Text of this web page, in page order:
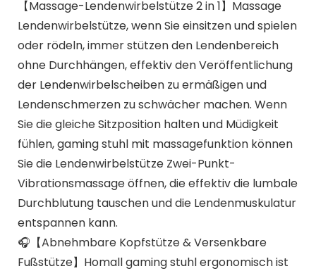
【Massage-Lendenwirbelstütze 2 in 1】Massage
Lendenwirbelstütze, wenn Sie einsitzen und spielen
oder rödeln, immer stützen den Lendenbereich
ohne Durchhängen, effektiv den Veröffentlichung
der Lendenwirbelscheiben zu ermäßigen und
Lendenschmerzen zu schwächer machen. Wenn
Sie die gleiche Sitzposition halten und Müdigkeit
fühlen, gaming stuhl mit massagefunktion können
Sie die Lendenwirbelstütze Zwei-Punkt-
Vibrationsmassage öffnen, die effektiv die lumbale
Durchblutung tauschen und die Lendenmuskulatur
entspannen kann.
🎧【Abnehmbare Kopfstütze & Versenkbare
Fußstütze】Homall gaming stuhl ergonomisch ist